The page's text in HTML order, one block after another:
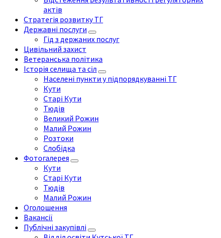
актів
Стратегія розвитку ТГ
Державні послуги
Гід з держаних послуг
Цивільний захист
Ветеранська політика
Історія селища та сіл
Населені пункти у підпорядкуванні ТГ
Кути
Старі Кути
Тюдів
Великий Рожин
Малий Рожин
Розтоки
Слобідка
Фотогалерея
Кути
Старі Кути
Тюдів
Малий Рожин
Оголошення
Вакансії
Публічні закупівлі